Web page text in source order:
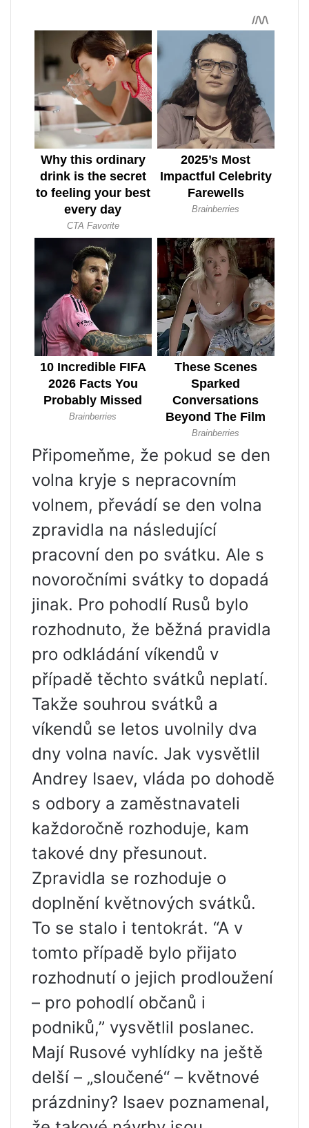
Připomeňme, že pokud se den
volna kryje s nepracovním
volnem, převádí se den volna
zpravidla na následující
pracovní den po svátku. Ale s
novoročními svátky to dopadá
jinak. Pro pohodlí Rusů bylo
rozhodnuto, že běžná pravidla
pro odkládání víkendů v
případě těchto svátků neplatí.
Takže souhrou svátků a
víkendů se letos uvolnily dva
dny volna navíc. Jak vysvětlil
Andrey Isaev, vláda po dohodě
s odbory a zaměstnavateli
každoročně rozhoduje, kam
takové dny přesunout.
Zpravidla se rozhoduje o
doplnění květnových svátků.
To se stalo i tentokrát. “A v
tomto případě bylo přijato
rozhodnutí o jejich prodloužení
– pro pohodlí občanů i
podniků,” vysvětlil poslanec.
Mají Rusové vyhlídky na ještě
delší – „sloučené“ – květnové
prázdniny? Isaev poznamenal,